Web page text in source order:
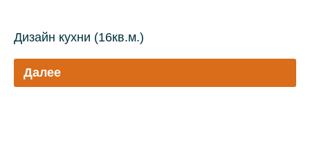
Дизайн кухни (16кв.м.)
Далее